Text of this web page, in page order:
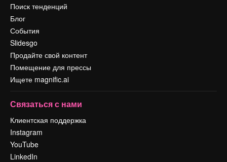
Поиск тенденций
Блог
События
Slidesgo
Продайте свой контент
Помещение для прессы
Ищете magnific.ai
Связаться с нами
Клиентская поддержка
Instagram
YouTube
LinkedIn